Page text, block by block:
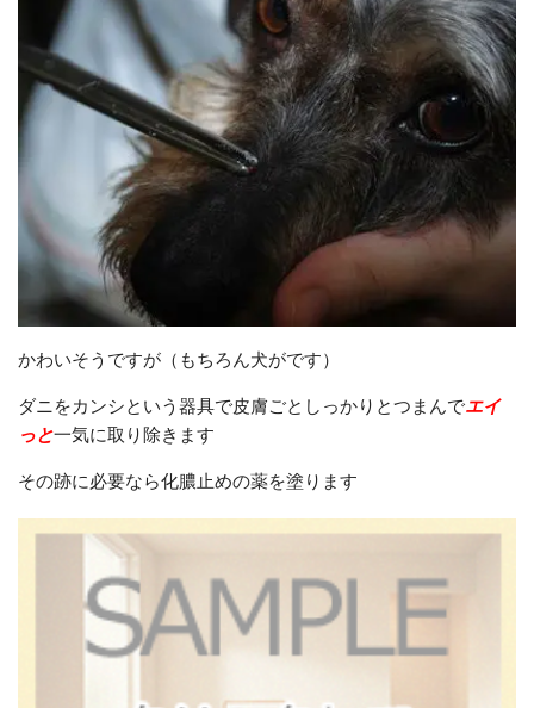
かわいそうですが（もちろん犬がです）
ダニをカンシという器具で皮膚ごとしっかりとつまんでエイ
っと一気に取り除きます
その跡に必要なら化膿止めの薬を塗ります